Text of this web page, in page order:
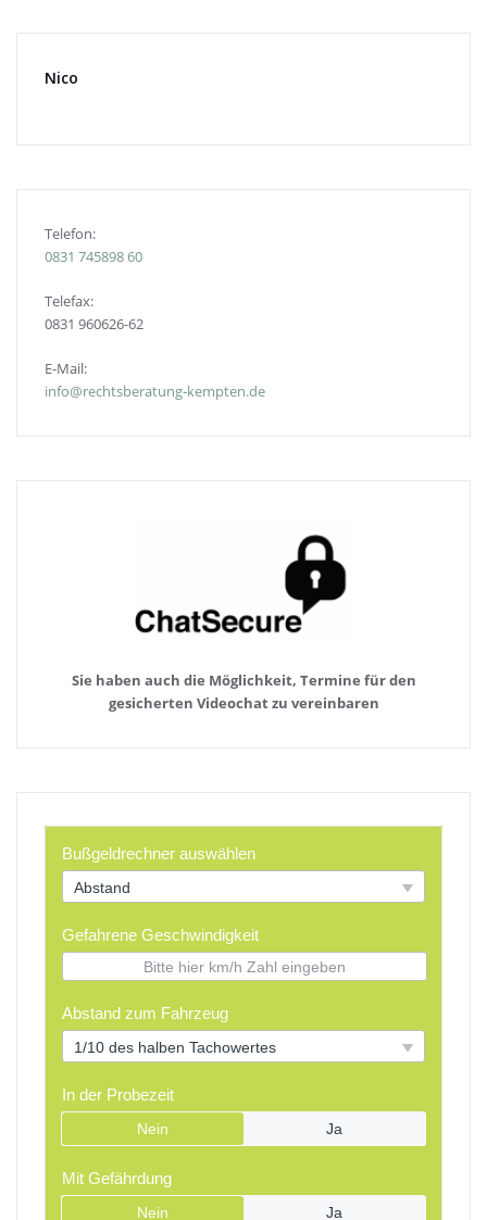
Nico
Telefon:
0831 745898 60
Telefax:
0831 960626-62
E-Mail:
info@rechtsberatung-kempten.de
Sie haben auch die Möglichkeit, Termine für den
gesicherten Videochat zu vereinbaren